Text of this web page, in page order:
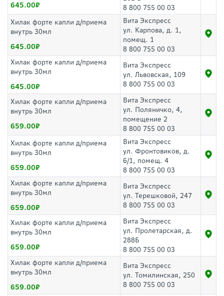
645.00
8 800 755 00 03
Хилак форте капли д/приема
внутрь 30мл
645.00
Вита Экспресс
ул. Карпова, д. 1,
помещ. 1
8 800 755 00 03
Хилак форте капли д/приема
внутрь 30мл
645.00
Вита Экспресс
ул. Львовская, 109
8 800 755 00 03
Хилак форте капли д/приема
внутрь 30мл
659.00
Вита Экспресс
ул. Поляничко, 4,
помещение 2
8 800 755 00 03
Хилак форте капли д/приема
внутрь 30мл
659.00
Вита Экспресс
ул. Фронтовиков, д.
6/1, помещ. 4
8 800 755 00 03
Хилак форте капли д/приема
внутрь 30мл
659.00
Вита Экспресс
ул. Терешковой, 247
8 800 755 00 03
Хилак форте капли д/приема
внутрь 30мл
659.00
Вита Экспресс
ул. Пролетарская, д.
288Б
8 800 755 00 03
Хилак форте капли д/приема
внутрь 30мл
659.00
Вита Экспресс
ул. Томилинская, 250
8 800 755 00 03